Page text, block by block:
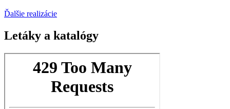
Ďalšie realizácie
Letáky a katalógy